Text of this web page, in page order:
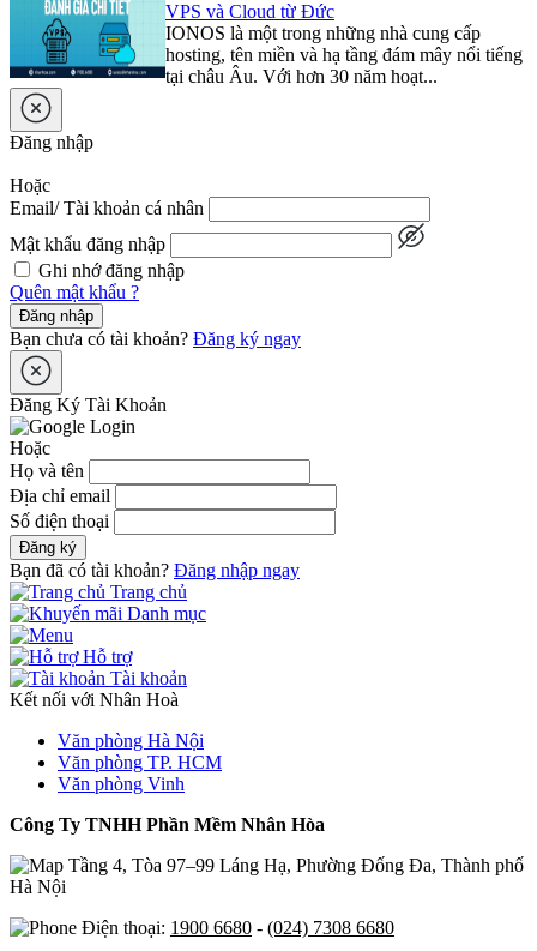
VPS và Cloud từ Đức
IONOS là một trong những nhà cung cấp
hosting, tên miền và hạ tầng đám mây nổi tiếng
tại châu Âu. Với hơn 30 năm hoạt...
Đăng nhập
Hoặc
Email/ Tài khoản cá nhân
Mật khẩu đăng nhập
Ghi nhớ đăng nhập
Quên mật khẩu ?
Đăng nhập
Bạn chưa có tài khoản? Đăng ký ngay
Đăng Ký Tài Khoản
Hoặc
Họ và tên
Địa chỉ email
Số điện thoại
Đăng ký
Bạn đã có tài khoản? Đăng nhập ngay
Trang chủ
Danh mục
Hỗ trợ
Tài khoản
Kết nối với Nhân Hoà
Văn phòng Hà Nội
Văn phòng TP. HCM
Văn phòng Vinh
Công Ty TNHH Phần Mềm Nhân Hòa
Tầng 4, Tòa 97–99 Láng Hạ, Phường Đống Đa, Thành phố
Hà Nội
Điện thoại: 1900 6680 - (024) 7308 6680